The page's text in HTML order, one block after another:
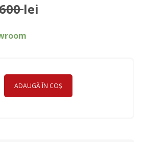
lei
ADAUGĂ ÎN COȘ